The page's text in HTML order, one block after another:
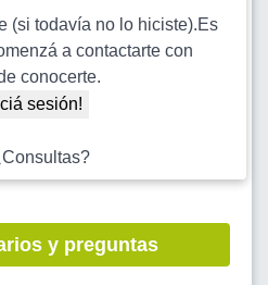
(si todavía no lo hiciste).Es
a contactarte con
conocerte.
sesión!
y preguntas